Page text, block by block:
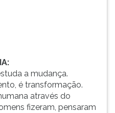
a mudança.
é transformação.
através do
fizeram, pensaram